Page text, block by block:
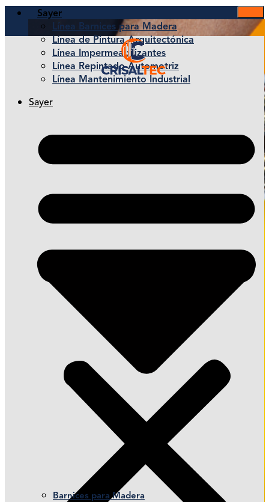
Sayer
Línea Barnices para Madera
Línea de Pintura Arquitectónica
Línea Impermeabilizantes
Línea Repintado Automotriz
Línea Mantenimiento Industrial
Sayer
Barnices para Madera